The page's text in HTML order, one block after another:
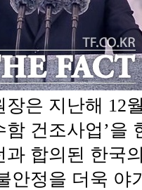
은 지난해 12
건조사업’을
과 합의된 한국
안정을 더욱 야